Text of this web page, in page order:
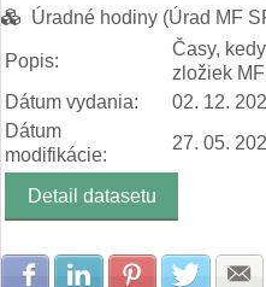
Úradné hodiny (Úrad MF
Popis:
Časy,
zložiek
Dátum vydania:
02. 12.
Dátum
modifikácie:
27. 05.
Detail datasetu
Zdielať na Facebook
Zdielať naZdielať na